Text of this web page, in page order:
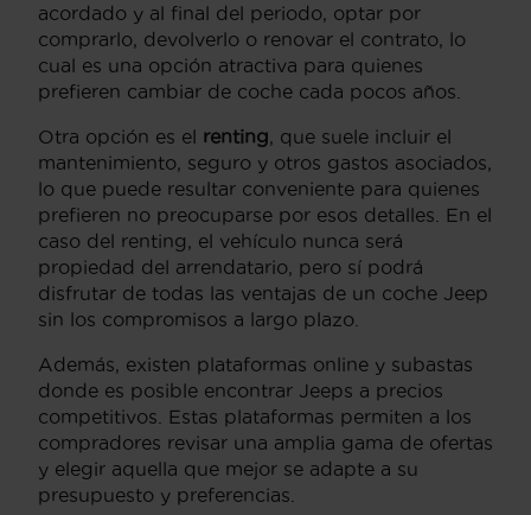
acordado y al final del periodo, optar por
comprarlo, devolverlo o renovar el contrato, lo
cual es una opción atractiva para quienes
prefieren cambiar de coche cada pocos años.
Otra opción es el renting, que suele incluir el
mantenimiento, seguro y otros gastos asociados,
lo que puede resultar conveniente para quienes
prefieren no preocuparse por esos detalles. En el
caso del renting, el vehículo nunca será
propiedad del arrendatario, pero sí podrá
disfrutar de todas las ventajas de un coche Jeep
sin los compromisos a largo plazo.
Además, existen plataformas online y subastas
donde es posible encontrar Jeeps a precios
competitivos. Estas plataformas permiten a los
compradores revisar una amplia gama de ofertas
y elegir aquella que mejor se adapte a su
presupuesto y preferencias.